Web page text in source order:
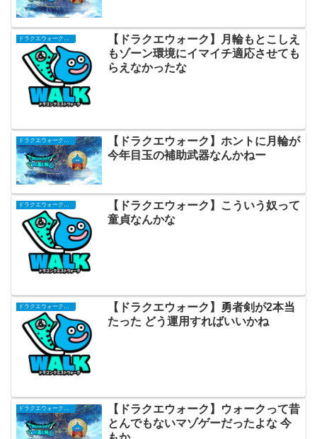
【ドラクエウォーク】月輪もとこしえ
もゾーン環境にイマイチ適応させても
らえなかったな
【ドラクエウォーク】ホントに月輪が
今年目玉の補助武器なんかねー
ドラクエウォークまとめ
【ドラクエウォーク】こういう奴って
童貞なんかな
ドラクエウォークまとめ
【ドラクエウォーク】勇者剣が2本当
たった どう運用すればいいかね
ドラクエウォークまとめ
【ドラクエウォーク】ウォークって昔
とんでもないマゾゲーだったよな 今